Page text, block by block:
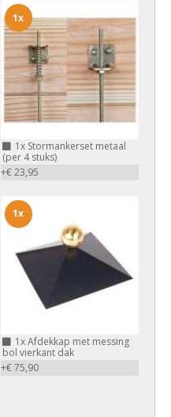
1xStormankerset metaal
(per 4 stuks)
+€ 23,95
1x
1xAfdekkap met messing
bol vierkant dak
+€ 75,90
1x